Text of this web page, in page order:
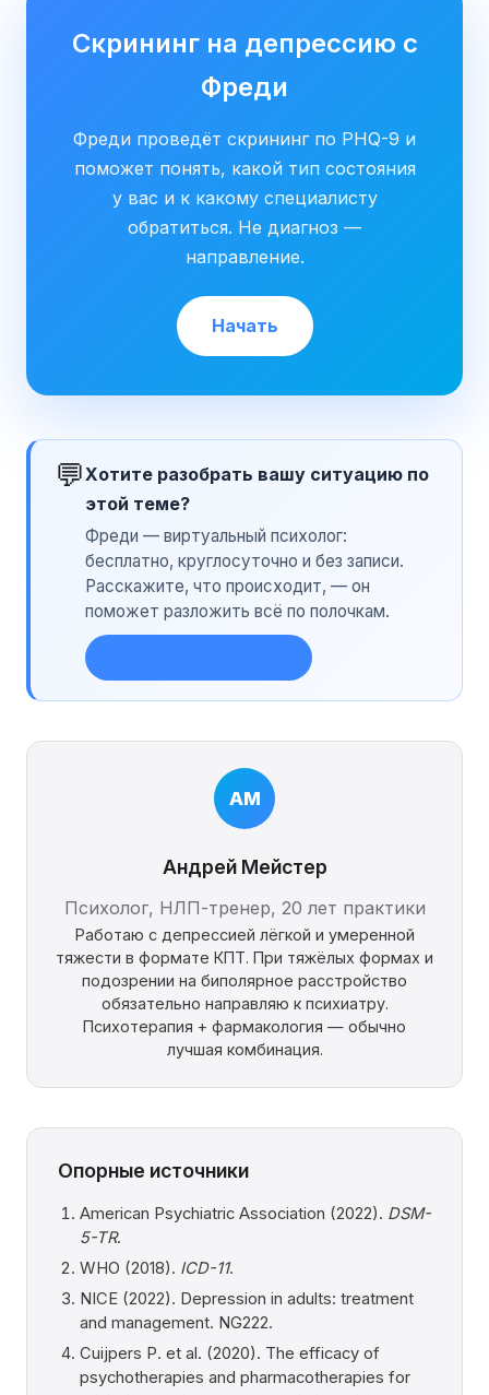
Скрининг на депрессию с
Фреди
Фреди проведёт скрининг по PHQ-9 и
поможет понять, какой тип состояния
у вас и к какому специалисту
обратиться. Не диагноз —
направление.
Начать
💬Хотите разобрать вашу ситуацию по
этой теме?
Фреди — виртуальный психолог:
бесплатно, круглосуточно и без записи.
Расскажите, что происходит, — он
поможет разложить всё по полочкам.
АМ
Андрей Мейстер
Психолог, НЛП-тренер, 20 лет практики
Работаю с депрессией лёгкой и умеренной
тяжести в формате КПТ. При тяжёлых формах и
подозрении на биполярное расстройство
обязательно направляю к психиатру.
Психотерапия + фармакология — обычно
лучшая комбинация.
Опорные источники
American Psychiatric Association (2022). DSM-
5-TR.
WHO (2018). ICD-11.
NICE (2022). Depression in adults: treatment
and management. NG222.
Cuijpers P. et al. (2020). The efficacy of
psychotherapies and pharmacotherapies for